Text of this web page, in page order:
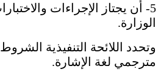
5- أن يجتاز الإجراءات
الوزارة.
وتحدد اللائحة التنفيذية
مترجمي لغة الإشارة.